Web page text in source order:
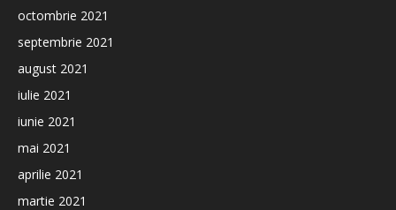
octombrie 2021
septembrie 2021
august 2021
iulie 2021
iunie 2021
mai 2021
aprilie 2021
martie 2021